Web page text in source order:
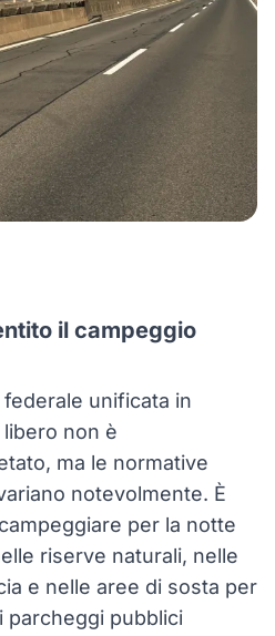
il campeggio
unificata in
non è
ma le normative
notevolmente. È
per la notte
riserve naturali, nelle
e nelle aree di sosta per
parcheggi pubblici